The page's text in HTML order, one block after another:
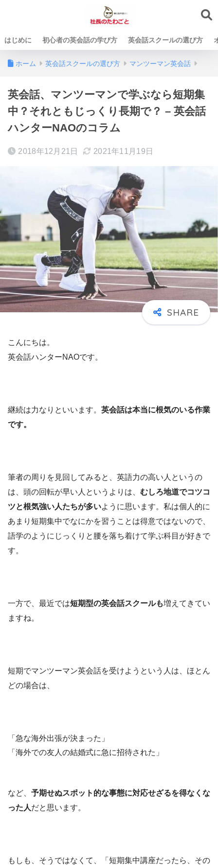
はじめに 初心者の英会話の学び方 英会話スクールの選び方
ホーム 英会話スクールの選び方 マンツーマン英会話
英会話、マンツーマンで学ぶなら短期集
中？それともじっくり長期で？ – 英会話
ハンターNAOのコラム
2018年12月21日 2021年11月19日
こんにちは。
英会話ハンターNAOです。
継続は力なりといいます。 英会話は本当に根気のいる作業
です。
筆者の周りを見回してみると、英語力の高い人というの
は、頭の回転が早い人というよりは、 むしろ地道でコツコ
ツと根気強い人たちが多いように思います。私は個人的に
あまり短期集中でなにかを習うことは得意ではないので、
語学のようにじっくりと腰を落ち着けて学ぶ科目が好きで
す。
一方で、最近では短期型の英会話スクールも増えてきてい
ますね。
短期でマンツーマン英会話を受けようという人は、ほとん
どの場合は、
「急な海外出張が決まった」
「海外での友人の結婚式に急に招待された」
など、 予期せぬスポット的な事態に対応せざるを得なくな
った人だと思います。
もしも、そうではなくて、「短期集中講座だったら、その